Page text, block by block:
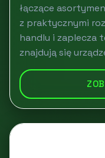
łączące
z praktycznymi
handlu i zaplecza
znajdują się